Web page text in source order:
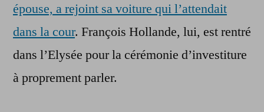
épouse, a rejoint sa voiture qui l’attendait
dans la cour. François Hollande, lui, est rentré
dans l’Elysée pour la cérémonie d’investiture
à proprement parler.